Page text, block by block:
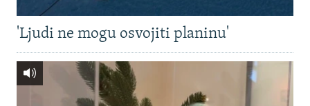
'Ljudi ne mogu osvojiti planinu'